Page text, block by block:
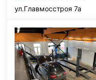
ул.Главмосстроя 7а